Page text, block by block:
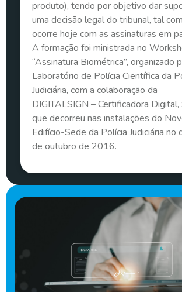
produto), tendo por objetivo dar
uma decisão legal do tribunal, tal
ocorre hoje com as assinaturas em
A formação foi ministrada no
“Assinatura Biométrica”, organizado
Laboratório de Polícia Científica da
Judiciária, com a colaboração da
DIGITALSIGN – Certificadora Digital,
que decorreu nas instalações do
Edifício-Sede da Polícia Judiciária no
de outubro de 2016.